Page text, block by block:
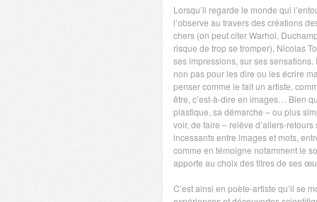
Lorsqu’il regarde le monde qui
l’observe au travers des créations
chers (on peut citer Warhol,
risque de trop se tromper), Nicolas
ses impressions, sur ses
non pas pour les dire ou les écrire
penser comme le fait un artiste,
être, c’est-à-dire en images… Bien
plastique, sa démarche – ou plus
voir, de faire – relève d’allers-
incessants entre images et mots,
comme en témoigne notamment le
apporte au choix des titres de ses
C’est ainsi en poète-artiste qu’il se